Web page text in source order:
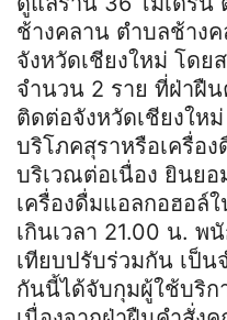
ช้างคลาน ตำบลช้างค
จังหวัดเชียงใหม่ โดย
จำนวน 2 ราย ที่ฝ่าฝื
ติดต่อจังหวัดเชียงให
บริโภคสุราหรือเครื่อ
บริเวณต่อเนื่อง ยินย
เครื่องดื่มแอลกอฮอล์
เกินเวลา 21.00 น. พ
เทียบปรับร่วมกัน เป็
กันนี้ได้จับกุมผู้ใช้บริก